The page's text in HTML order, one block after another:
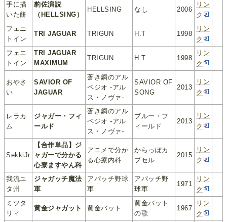
手に描
いた餅
豹佐演説
（HELLSING）
HELLSING なし 2006
リン
ク
フェニ
トイン
TRI JAGUAR TRIGUN H.T 1998
リン
ク
フェニ
トイン
TRI JAGUAR
MAXIMUM
TRIGUN H.T 1998
リン
ク
おやさ
い
SAVIOR OF
JAGUAR
蒼き鋼のアル
ペジオ ‐アル
ス・ノヴァ‐
SAVIOR OF
SONG
2013
リン
ク
レラカ
ム
ジャガー・フィ
ールド
蒼き鋼のアル
ペジオ ‐アル
ス・ノヴァ‐
ブルー・フ
ィールド
2013
リン
ク
SekkiJr
【合作単品】ジ
ャガーで分かる
心寮ますやん科
アニメで分か
る心療内科
からっぽカ
プセル
2015
リン
ク
我流ユ
タ州
ジャガッチ魔法
軍
アパッチ野球
軍
アパッチ野
球軍
1971
リン
ク
ミツタ
リィ
黄金ジャガット 黄金バット
黄金バット
の歌
1967
リン
ク